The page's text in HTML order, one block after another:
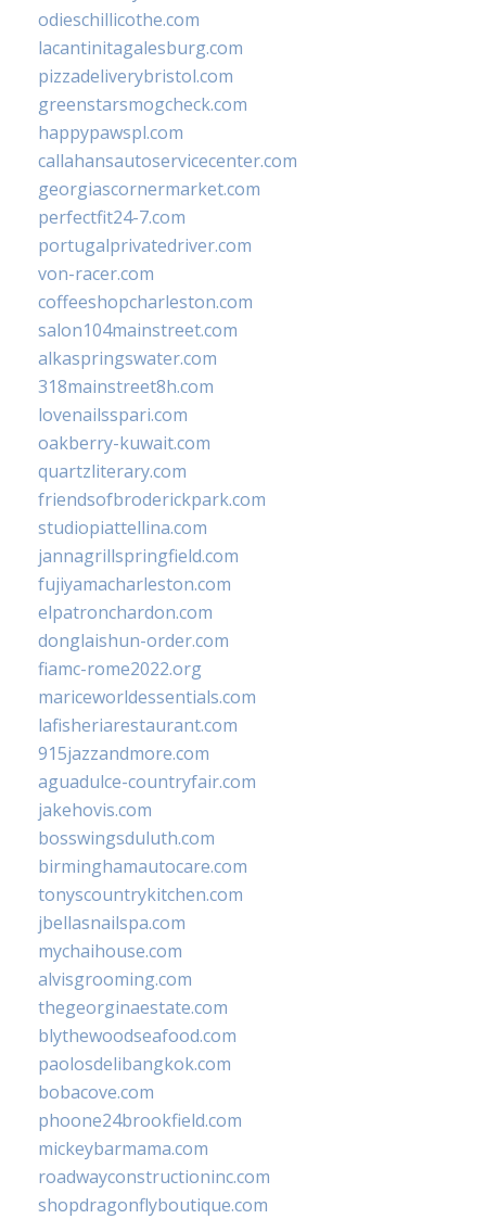
odieschillicothe.com
lacantinitagalesburg.com
pizzadeliverybristol.com
greenstarsmogcheck.com
happypawspl.com
callahansautoservicecenter.com
georgiascornermarket.com
perfectfit24-7.com
portugalprivatedriver.com
von-racer.com
coffeeshopcharleston.com
salon104mainstreet.com
alkaspringswater.com
318mainstreet8h.com
lovenailsspari.com
oakberry-kuwait.com
quartzliterary.com
friendsofbroderickpark.com
studiopiattellina.com
jannagrillspringfield.com
fujiyamacharleston.com
elpatronchardon.com
donglaishun-order.com
fiamc-rome2022.org
mariceworldessentials.com
lafisheriarestaurant.com
915jazzandmore.com
aguadulce-countryfair.com
jakehovis.com
bosswingsduluth.com
birminghamautocare.com
tonyscountrykitchen.com
jbellasnailspa.com
mychaihouse.com
alvisgrooming.com
thegeorginaestate.com
blythewoodseafood.com
paolosdelibangkok.com
bobacove.com
phoone24brookfield.com
mickeybarmama.com
roadwayconstructioninc.com
shopdragonflyboutique.com